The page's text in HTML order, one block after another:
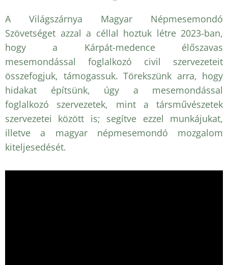
A Világszárnya Magyar Népmesemondó
Szövetséget azzal a céllal hoztuk létre 2023-ban,
hogy a Kárpát-medence élőszavas
mesemondással foglalkozó civil szervezeteit
összefogjuk, támogassuk. Törekszünk arra, hogy
hidakat építsünk, úgy a mesemondással
foglalkozó szervezetek, mint a társművészetek
szervezetei között is; segítve ezzel munkájukat,
illetve a magyar népmesemondó mozgalom
kiteljesedését.